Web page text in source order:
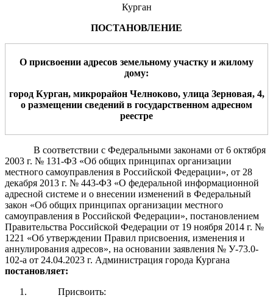
Курган
ПОСТАНОВЛЕНИЕ
О присвоении адресов земельному участку и жилому
дому:
город Курган, микрорайон Челноково, улица Зерновая, 4,
о размещении сведений в государственном адресном
реестре
В соответствии с Федеральными законами от 6 октября
2003 г. № 131-ФЗ «Об общих принципах организации
местного самоуправления в Российской Федерации», от 28
декабря 2013 г. № 443-ФЗ «О федеральной информационной
адресной системе и о внесении изменений в Федеральный
закон «Об общих принципах организации местного
самоуправления в Российской Федерации», постановлением
Правительства Российской Федерации от 19 ноября 2014 г. №
1221 «Об утверждении Правил присвоения, изменения и
аннулирования адресов», на основании заявления № У-73.0-
102-а от 24.04.2023 г. Администрация города Кургана
постановляет:
Присвоить: